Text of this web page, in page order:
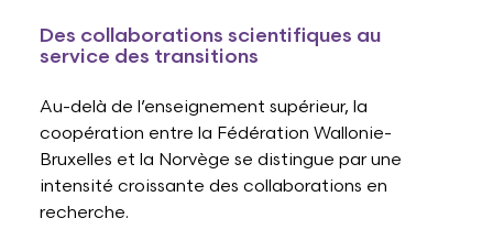
Des collaborations scientifiques au
service des transitions
Au-delà de l’enseignement supérieur, la
coopération entre la Fédération Wallonie-
Bruxelles et la Norvège se distingue par une
intensité croissante des collaborations en
recherche.